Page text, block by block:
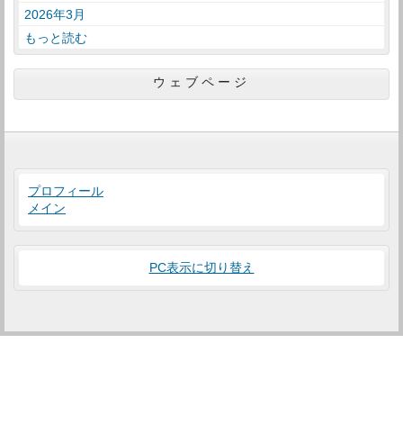
2026年3月
もっと読む
ウェブページ
プロフィール
メイン
PC表示に切り替え